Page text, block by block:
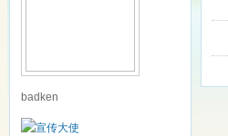
badken